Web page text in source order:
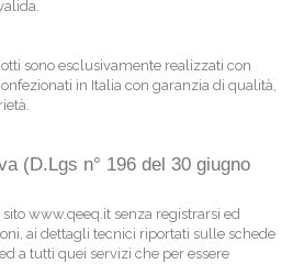
sono esclusivamente realizzati con
in Italia con garanzia di qualità,
(D.Lgs n° 196 del 30 giugno
sito www.qeeq.it senza registrarsi ed
ai dettagli tecnici riportati sulle schede
a tutti quei servizi che per essere